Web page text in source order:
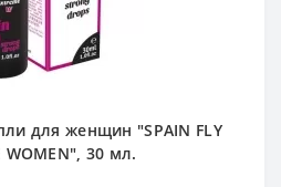
для женщин "SPAIN FLY
WOMEN", 30 мл.